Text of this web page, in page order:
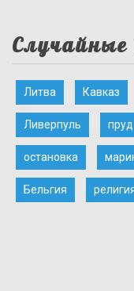
Литва Кавказ
Ливерпуль пруд
остановка
Бельгия